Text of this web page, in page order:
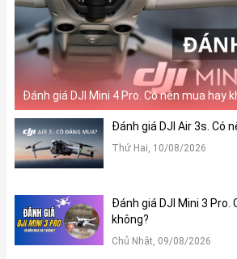
Đánh giá DJI Mini 4 Pro. Có nên mua hay
Đánh giá DJI Air 3s. Có
Thứ Hai, 10/08/2026
Đánh giá DJI Mini 3 Pro.
không?
Chủ Nhật, 09/08/2026